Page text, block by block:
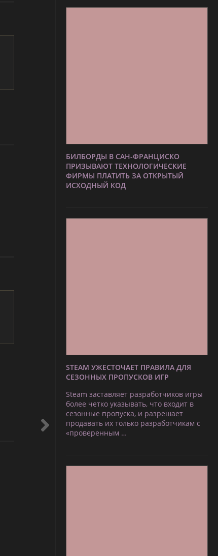
БИЛБОРДЫ В САН-ФРАНЦИСКО
ПРИЗЫВАЮТ ТЕХНОЛОГИЧЕСКИЕ
ФИРМЫ ПЛАТИТЬ ЗА ОТКРЫТЫЙ
ИСХОДНЫЙ КОД
STEAM УЖЕСТОЧАЕТ ПРАВИЛА ДЛЯ
СЕЗОННЫХ ПРОПУСКОВ ИГР
Steam заставляет разработчиков игры
более четко указывать, что входит в
сезонные пропуска, и разрешает
продавать их только разработчикам с
«проверенным …